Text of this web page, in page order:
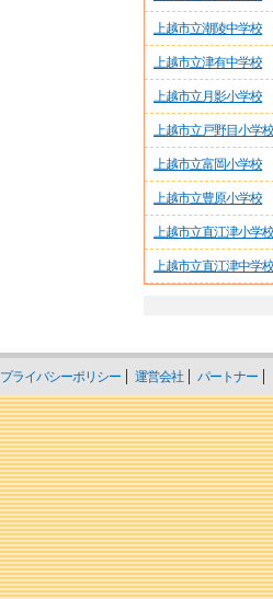
上越市立潮陵中学校
上越市立津有中学校
上越市立月影小学校
上越市立戸野目小学校
上越市立富岡小学校
上越市立豊原小学校
上越市立直江津小学校
上越市立直江津中学校
プライバシーポリシー 運営会社 パートナー